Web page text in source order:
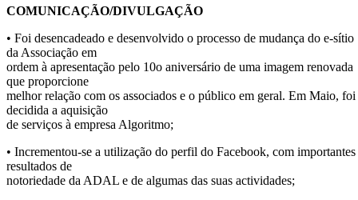
COMUNICAÇÃO/DIVULGAÇÃO
• Foi desencadeado e desenvolvido o processo de mudança do e-sítio
da Associação em
ordem à apresentação pelo 10o aniversário de uma imagem renovada
que proporcione
melhor relação com os associados e o público em geral. Em Maio, foi
decidida a aquisição
de serviços à empresa Algoritmo;
• Incrementou-se a utilização do perfil do Facebook, com importantes
resultados de
notoriedade da ADAL e de algumas das suas actividades;